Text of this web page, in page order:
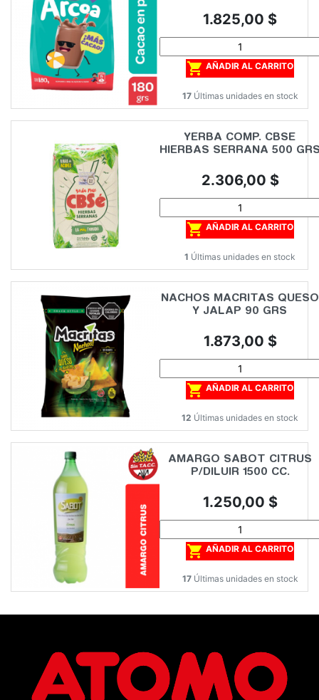
Precio
1.825,00 $
 AÑADIR AL CARRITO
17 Últimas unidades en stock
YERBA COMP. CBSE
HIERBAS SERRANA 500
Precio
2.306,00 $
 AÑADIR AL CARRITO
1 Últimas unidades en stock
NACHOS MACRITAS QUESO
Y JALAP 90 GRS
Precio
1.873,00 $
 AÑADIR AL CARRITO
12 Últimas unidades en stock
AMARGO SABOT CITRUS
P/DILUIR 1500 CC.
Precio
1.250,00 $
 AÑADIR AL CARRITO
17 Últimas unidades en stock